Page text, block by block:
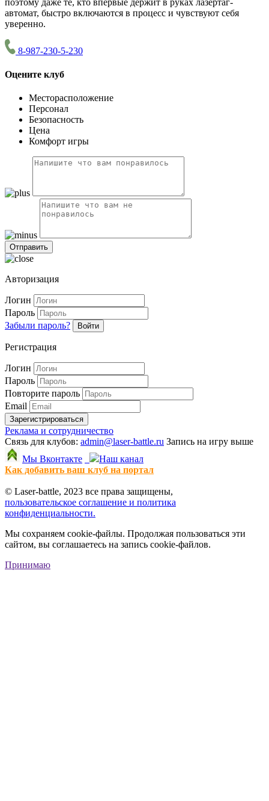
автомат, быстро включаются в процесс и чувствуют себя
уверенно.
8-987-230-5-230
Оцените клуб
Месторасположение
Персонал
Безопасность
Цена
Комфорт игры
Авторизация
Логин
Пароль
Забыли пароль?
Войти
Регистрация
Логин
Пароль
Повторите пароль
Email
Зарегистрироваться
Реклама и сотрудничество
Связь для клубов: admin@laser-battle.ru Запись на игру выше
Мы Вконтакте
Наш канал
Как добавить ваш клуб на портал
© Laser-battle, 2023 все права защищены,
пользовательское соглашение и политика
конфиденциальности.
Мы сохраняем cookie-файлы. Продолжая пользоваться эти
сайтом, вы соглашаетесь на запись cookie-файлов.
Принимаю